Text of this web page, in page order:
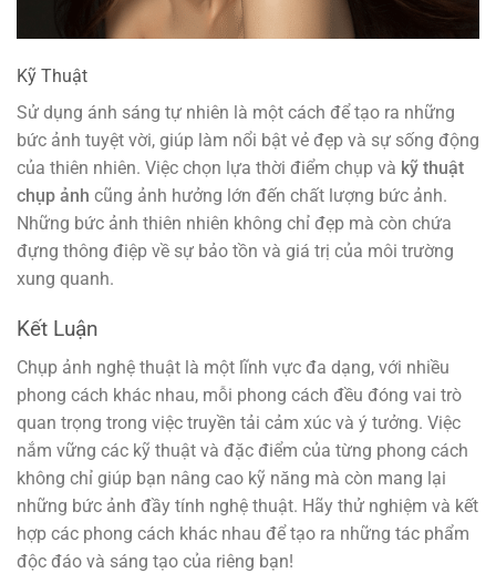
Kỹ Thuật
Sử dụng ánh sáng tự nhiên là một cách để tạo ra những
bức ảnh tuyệt vời, giúp làm nổi bật vẻ đẹp và sự sống động
của thiên nhiên. Việc chọn lựa thời điểm chụp và kỹ thuật
chụp ảnh cũng ảnh hưởng lớn đến chất lượng bức ảnh.
Những bức ảnh thiên nhiên không chỉ đẹp mà còn chứa
đựng thông điệp về sự bảo tồn và giá trị của môi trường
xung quanh.
Kết Luận
Chụp ảnh nghệ thuật là một lĩnh vực đa dạng, với nhiều
phong cách khác nhau, mỗi phong cách đều đóng vai trò
quan trọng trong việc truyền tải cảm xúc và ý tưởng. Việc
nắm vững các kỹ thuật và đặc điểm của từng phong cách
không chỉ giúp bạn nâng cao kỹ năng mà còn mang lại
những bức ảnh đầy tính nghệ thuật. Hãy thử nghiệm và kết
hợp các phong cách khác nhau để tạo ra những tác phẩm
độc đáo và sáng tạo của riêng bạn!